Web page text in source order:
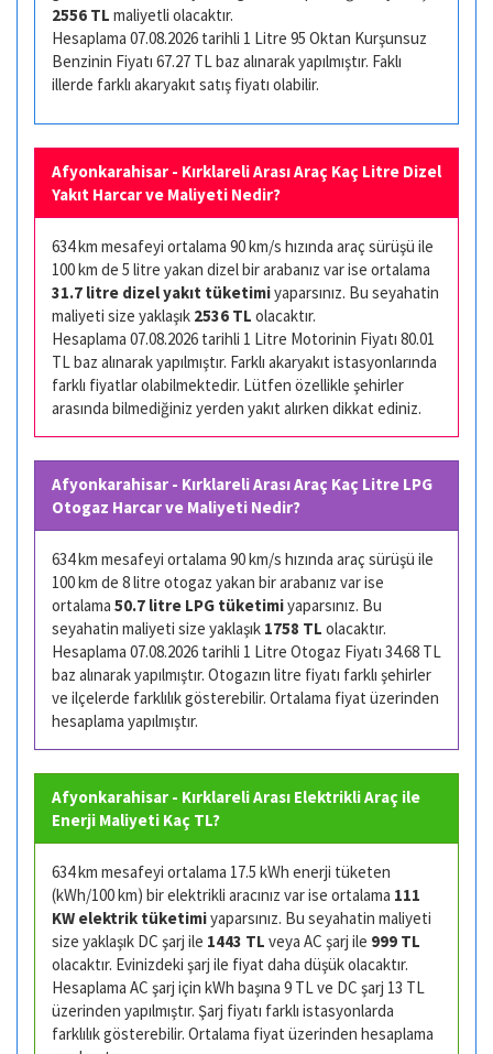
2556 TL maliyetli olacaktır.
Hesaplama 07.08.2026 tarihli 1 Litre 95 Oktan Kurşunsuz
Benzinin Fiyatı 67.27 TL baz alınarak yapılmıştır. Faklı
illerde farklı akaryakıt satış fiyatı olabilir.
Afyonkarahisar - Kırklareli Arası Araç Kaç Litre Dizel
Yakıt Harcar ve Maliyeti Nedir?
634 km mesafeyi ortalama 90 km/s hızında araç sürüşü ile
100 km de 5 litre yakan dizel bir arabanız var ise ortalama
31.7 litre dizel yakıt tüketimiyaparsınız. Bu seyahatin
maliyeti size yaklaşık 2536 TL olacaktır.
Hesaplama 07.08.2026 tarihli 1 Litre Motorinin Fiyatı 80.01
TL baz alınarak yapılmıştır. Farklı akaryakıt istasyonlarında
farklı fiyatlar olabilmektedir. Lütfen özellikle şehirler
arasında bilmediğiniz yerden yakıt alırken dikkat ediniz.
Afyonkarahisar - Kırklareli Arası Araç Kaç Litre LPG
Otogaz Harcar ve Maliyeti Nedir?
634 km mesafeyi ortalama 90 km/s hızında araç sürüşü ile
100 km de 8 litre otogaz yakan bir arabanız var ise
ortalama 50.7 litre LPG tüketimiyaparsınız. Bu
seyahatin maliyeti size yaklaşık 1758 TL olacaktır.
Hesaplama 07.08.2026 tarihli 1 Litre Otogaz Fiyatı 34.68 TL
baz alınarak yapılmıştır. Otogazın litre fiyatı farklı şehirler
ve ilçelerde farklılık gösterebilir. Ortalama fiyat üzerinden
hesaplama yapılmıştır.
Afyonkarahisar - Kırklareli Arası Elektrikli Araç ile
Enerji Maliyeti Kaç TL?
634 km mesafeyi ortalama 17.5 kWh enerji tüketen
(kWh/100 km) bir elektrikli aracınız var ise ortalama 111
KW elektrik tüketimiyaparsınız. Bu seyahatin maliyeti
size yaklaşık DC şarj ile 1443 TL veya AC şarj ile 999 TL
olacaktır. Evinizdeki şarj ile fiyat daha düşük olacaktır.
Hesaplama AC şarj için kWh başına 9 TL ve DC şarj 13 TL
üzerinden yapılmıştır. Şarj fiyatı farklı istasyonlarda
farklılık gösterebilir. Ortalama fiyat üzerinden hesaplama